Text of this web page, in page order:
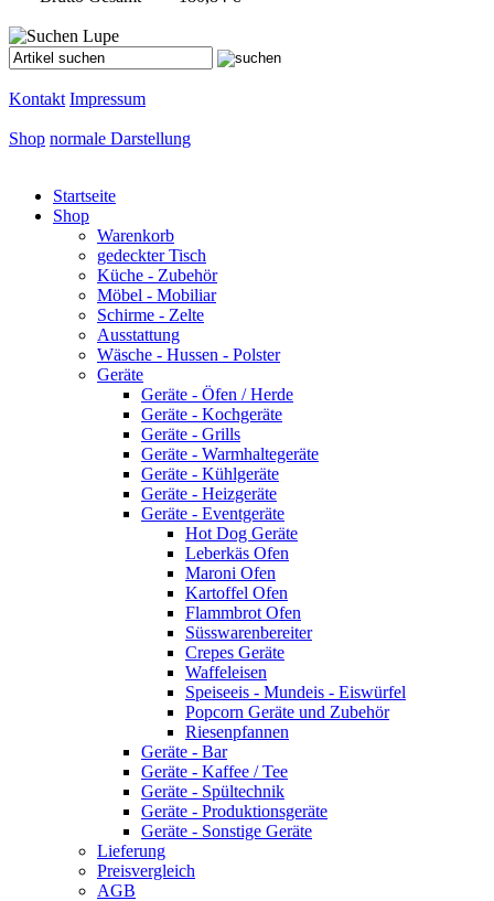
Kontakt Impressum
Shop normale Darstellung
Startseite
Shop
Warenkorb
gedeckter Tisch
Küche - Zubehör
Möbel - Mobiliar
Schirme - Zelte
Ausstattung
Wäsche - Hussen - Polster
Geräte
Geräte - Öfen / Herde
Geräte - Kochgeräte
Geräte - Grills
Geräte - Warmhaltegeräte
Geräte - Kühlgeräte
Geräte - Heizgeräte
Geräte - Eventgeräte
Hot Dog Geräte
Leberkäs Ofen
Maroni Ofen
Kartoffel Ofen
Flammbrot Ofen
Süsswarenbereiter
Crepes Geräte
Waffeleisen
Speiseeis - Mundeis - Eiswürfel
Popcorn Geräte und Zubehör
Riesenpfannen
Geräte - Bar
Geräte - Kaffee / Tee
Geräte - Spültechnik
Geräte - Produktionsgeräte
Geräte - Sonstige Geräte
Lieferung
Preisvergleich
AGB